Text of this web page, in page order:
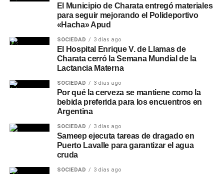
El Municipio de Charata entregó materiales
para seguir mejorando el Polideportivo
«Hacha» Apud
SOCIEDAD 3 días ago
El Hospital Enrique V. de Llamas de
Charata cerró la Semana Mundial de la
Lactancia Materna
SOCIEDAD 3 días ago
Por qué la cerveza se mantiene como la
bebida preferida para los encuentros en
Argentina
SOCIEDAD 3 días ago
Sameep ejecuta tareas de dragado en
Puerto Lavalle para garantizar el agua
cruda
SOCIEDAD 3 días ago